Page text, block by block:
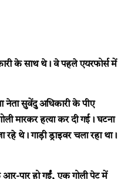
के साथ थे। वे पहले एयरफोर्स में
नेता सुवेंदु अधिकारी के पीए
मारकर हत्या कर दी गई। घटना
थे। गाड़ी ड्राइवर चला रहा था।
आर-पार हो गईं, एक गोली पेट में